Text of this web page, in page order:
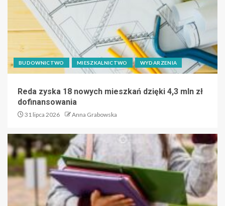
BUDOWNICTWO MIESZKALNICTWO WYDARZENIA
Reda zyska 18 nowych mieszkań dzięki 4,3 mln zł
dofinansowania
31 lipca 2026 Anna Grabowska